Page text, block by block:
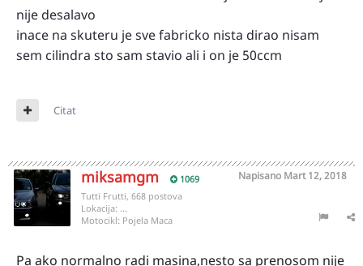
nije desalavo
inace na skuteru je sve fabricko nista dirao nisam
sem cilindra sto sam stavio ali i on je 50ccm
Citat
miksamgm 1069 Napisano Mart 12, 2018
Tutti Frutti, 668 postova
Lokacija: ...
Motocikl: Pojela Maca
Pa ako normalno radi masina,nesto sa prenosom nije